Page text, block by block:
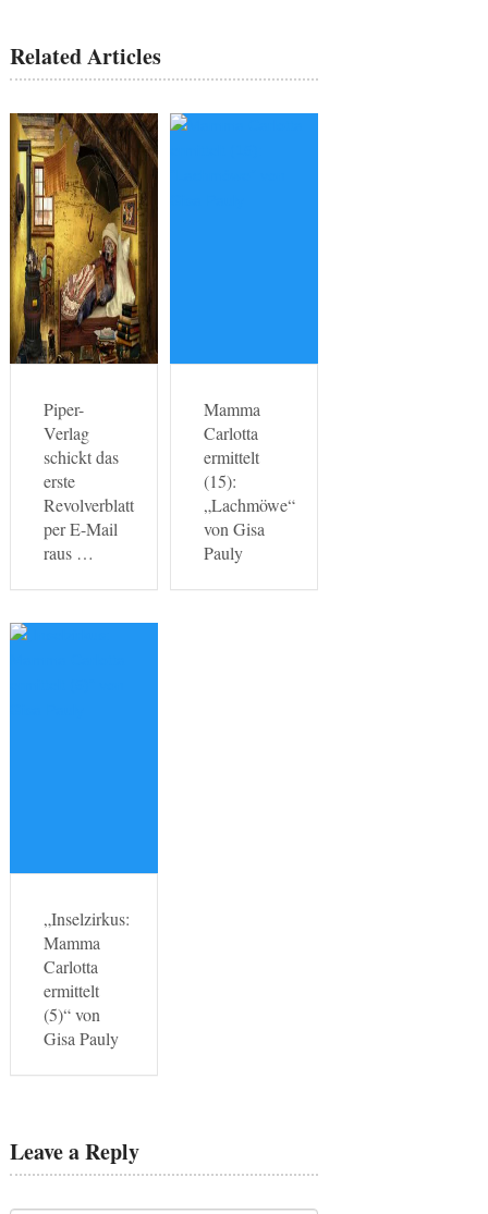
Related Articles
Piper-
Verlag
schickt das
erste
Revolverblatt
per E-Mail
raus …
Mamma
Carlotta
ermittelt
(15):
„Lachmöwe“
von Gisa
Pauly
„Inselzirkus:
Mamma
Carlotta
ermittelt
(5)“ von
Gisa Pauly
Leave a Reply